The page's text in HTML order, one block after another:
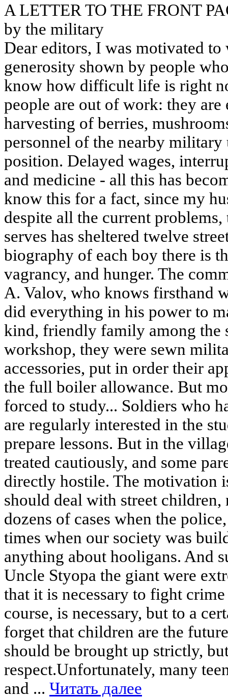
A LETTER TO THE FRONT
by the military
Dear editors, I was motivated
generosity shown by people
know how difficult life is right
people are out of work: they are
harvesting of berries,
personnel of the nearby military
position. Delayed wages,
and medicine - all this has
know this for a fact, since my
despite all the current
serves has sheltered twelve
biography of each boy there is
vagrancy, and hunger. The
A. Valov, who knows firsthand
did everything in his power to
kind, friendly family among the
workshop, they were sewn
accessories, put in order their
the full boiler allowance. But
forced to study... Soldiers who
are regularly interested in the
prepare lessons. But in the
treated cautiously, and some
directly hostile. The motivation
should deal with street
dozens of cases when the
times when our society was
anything about hooligans. And
Uncle Styopa the giant were
that it is necessary to fight
course, is necessary, but to a
forget that children are the
should be brought up strictly,
respect.Unfortunately, many
and ... Читать далее